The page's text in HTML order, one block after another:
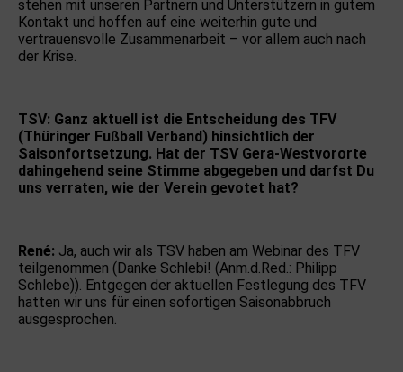
stehen mit unseren Partnern und Unterstützern in gutem
Kontakt und hoffen auf eine weiterhin gute und
vertrauensvolle Zusammenarbeit – vor allem auch nach
der Krise.
TSV: Ganz aktuell ist die Entscheidung des TFV
(Thüringer Fußball Verband) hinsichtlich der
Saisonfortsetzung. Hat der TSV Gera-Westvororte
dahingehend seine Stimme abgegeben und darfst Du
uns verraten, wie der Verein gevotet hat?
René: Ja, auch wir als TSV haben am Webinar des TFV
teilgenommen (Danke Schlebi! (Anm.d.Red.: Philipp
Schlebe)). Entgegen der aktuellen Festlegung des TFV
hatten wir uns für einen sofortigen Saisonabbruch
ausgesprochen.